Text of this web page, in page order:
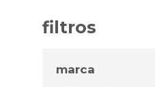
filtros
marca